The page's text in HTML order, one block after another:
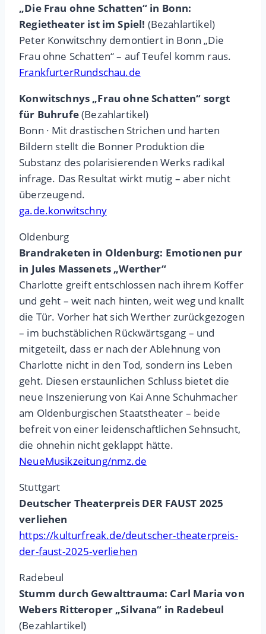
„Die Frau ohne Schatten“ in Bonn:
Regietheater ist im Spiel! (Bezahlartikel)
Peter Konwitschny demontiert in Bonn „Die
Frau ohne Schatten“ – auf Teufel komm raus.
FrankfurterRundschau.de
Konwitschnys „Frau ohne Schatten“ sorgt
für Buhrufe(Bezahlartikel)
Bonn · Mit drastischen Strichen und harten
Bildern stellt die Bonner Produktion die
Substanz des polarisierenden Werks radikal
infrage. Das Resultat wirkt mutig – aber nicht
überzeugend.
ga.de.konwitschny
Oldenburg
Brandraketen in Oldenburg: Emotionen pur
in Jules Massenets „Werther“
Charlotte greift entschlossen nach ihrem Koffer
und geht – weit nach hinten, weit weg und knallt
die Tür. Vorher hat sich Werther zurückgezogen
– im buchstäblichen Rückwärtsgang – und
mitgeteilt, dass er nach der Ablehnung von
Charlotte nicht in den Tod, sondern ins Leben
geht. Diesen erstaunlichen Schluss bietet die
neue Inszenierung von Kai Anne Schuhmacher
am Oldenburgischen Staatstheater – beide
befreit von einer leidenschaftlichen Sehnsucht,
die ohnehin nicht geklappt hätte.
NeueMusikzeitung/nmz.de
Stuttgart
Deutscher Theaterpreis DER FAUST 2025
verliehen
https://kulturfreak.de/deutscher-theaterpreis-
der-faust-2025-verliehen
Radebeul
Stumm durch Gewalttrauma: Carl Maria von
Webers Ritteroper „Silvana“ in Radebeul
(Bezahlartikel)